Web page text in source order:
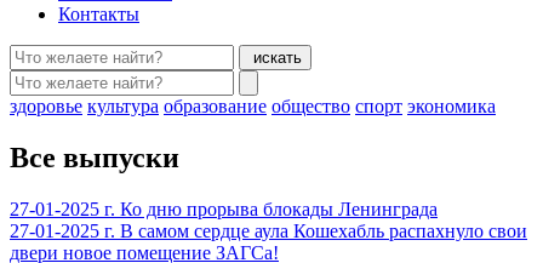
Контакты
искать
здоровье культура образование общество спорт экономика
Все выпуски
27-01-2025 г. Ко дню прорыва блокады Ленинграда
27-01-2025 г. В самом сердце аула Кошехабль распахнуло свои
двери новое помещение ЗАГСа!